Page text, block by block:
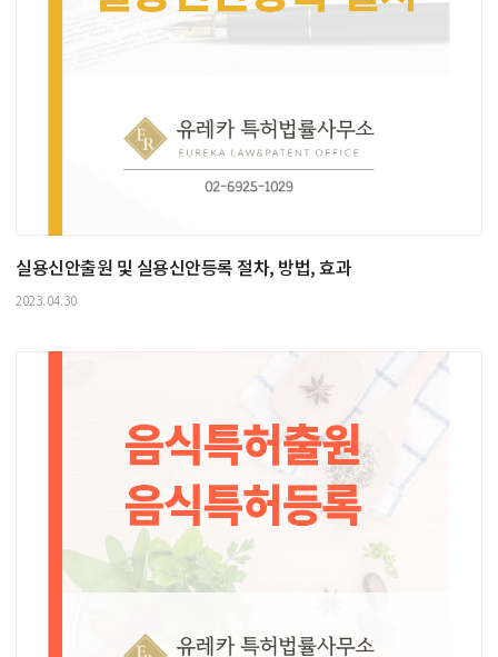
실용신안출원 및 실용신안등록 절차, 방법, 효과
2023.04.30